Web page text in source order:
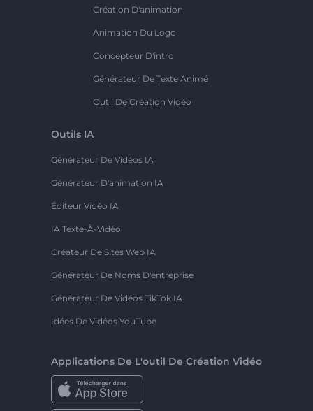
Création D'animation
Animation Du Logo
Concepteur D'intro
Générateur De Texte Animé
Outil De Création Vidéo
Outils IA
Générateur De Vidéos IA
Générateur D'animation IA
Éditeur Vidéo IA
IA Texte-À-Vidéo
Créateur De Sites Web IA
Générateur De Noms D'entreprise
Générateur De Vidéos TikTok IA
Idées De Vidéos YouTube
Applications De L'outil De Création Vidéo